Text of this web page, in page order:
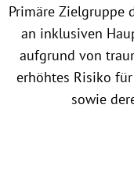
Primäre Zielgruppe
an inklusiven
aufgrund von
erhöhtes Risiko
sowie